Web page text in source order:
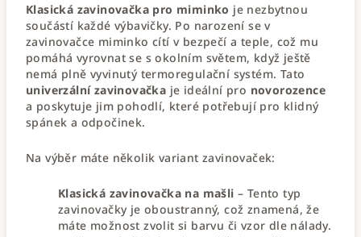
Klasická zavinovačka pro miminko je nezbytnou
součástí každé výbavičky. Po narození se v
zavinovačce miminko cítí v bezpečí a teple, což mu
pomáhá vyrovnat se s okolním světem, když ještě
nemá plně vyvinutý termoregulační systém. Tato
univerzální zavinovačka je ideální pro novorozence
a poskytuje jim pohodlí, které potřebují pro klidný
spánek a odpočinek.
Na výběr máte několik variant zavinovaček:
Klasická zavinovačka na mašli – Tento typ
zavinovačky je oboustranný, což znamená, že
máte možnost zvolit si barvu či vzor dle nálady.